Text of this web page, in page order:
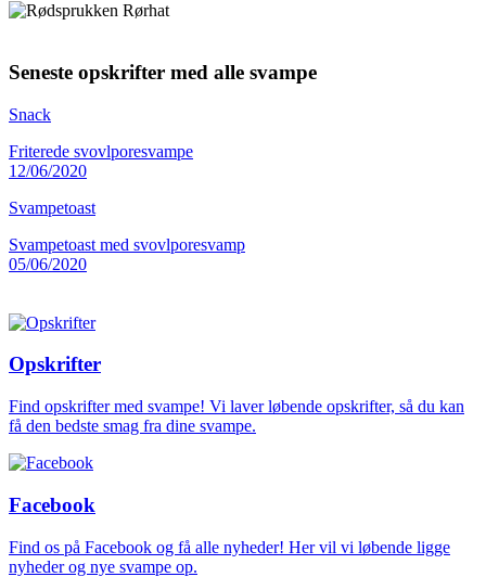
Seneste opskrifter med alle svampe
Snack
Friterede svovlporesvampe
12/06/2020
Svampetoast
Svampetoast med svovlporesvamp
05/06/2020
Opskrifter
Find opskrifter med svampe! Vi laver løbende opskrifter, så du kan
få den bedste smag fra dine svampe.
Facebook
Find os på Facebook og få alle nyheder! Her vil vi løbende ligge
nyheder og nye svampe op.